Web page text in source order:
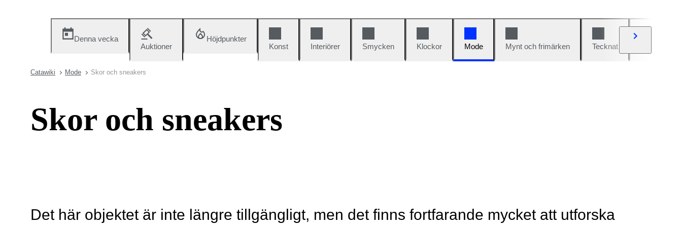
Denna vecka
Auktioner
Höjdpunkter
Konst
Interiörer Smycken Klockor Mode Mynt och frimärken Tecknat
Catawiki Mode Skor och sneakers
Skor och sneakers
Det här objektet är inte längre tillgängligt, men det finns fortfarande mycket att utforska